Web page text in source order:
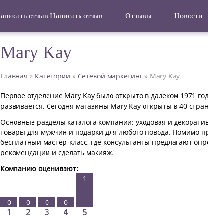
Написать отзыв Отзывы Новости
Mary Kay
Главная » Категории » Сетевой маркетинг » Mary Kay
Первое отделение Mary Kay было открыто в далеком 1971
развивается. Сегодня магазины Mary Kay открыты в 40
Основные разделы каталога компании: уходовая и
товары для мужчин и подарки для любого повода. Помимо
бесплатный мастер-класс, где консультанты предлагают
рекомендации и сделать макияж.
Компанию оценивают:
0
1
0
2
0
3
0
4
1
5